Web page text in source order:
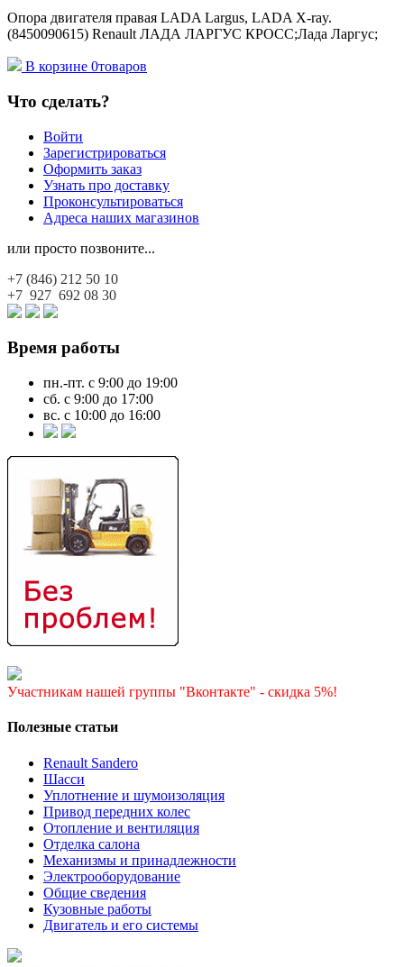
Опора двигателя правая LADA Largus, LADA X-ray.
(8450090615) Renault ЛАДА ЛАРГУС КРОСС;Лада Ларгус;
В корзине 0товаров
Что сделать?
Войти
Зарегистрироваться
Оформить заказ
Узнать про доставку
Проконсультироваться
Адреса наших магазинов
или просто позвоните...
+7 (846) 212 50 10
+7 927 692 08 30
Время работы
пн.-пт. с 9:00 до 19:00
сб. с 9:00 до 17:00
вс. с 10:00 до 16:00
Участникам нашей группы "Вконтакте" - скидка 5%!
Полезные статьи
Renault Sandero
Шасси
Уплотнение и шумоизоляция
Привод передних колес
Отопление и вентиляция
Отделка салона
Механизмы и принадлежности
Электрооборудование
Общие сведения
Кузовные работы
Двигатель и его системы